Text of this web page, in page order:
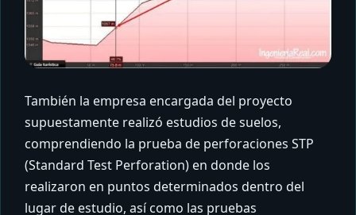
También la empresa encargada del proyecto
supuestamente realizó estudios de suelos,
comprendiendo la prueba de perforaciones STP
(Standard Test Perforation) en donde los
realizaron en puntos determinados dentro del
lugar de estudio, así como las pruebas